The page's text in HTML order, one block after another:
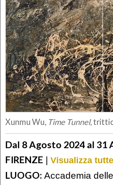
Xunmu Wu, Time Tunnel,
Dal 8 Agosto 2024 al 31
FIRENZE | Visualizza
LUOGO: Accademia